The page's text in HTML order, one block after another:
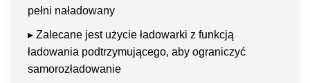
pełni naładowany
▸ Zalecane jest użycie ładowarki z funkcją
ładowania podtrzymującego, aby ograniczyć
samorozładowanie